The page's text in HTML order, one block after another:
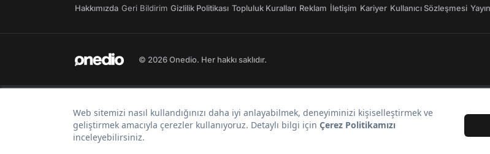
Hakkımızda Geri Bildirim Gizlilik Politikası Topluluk Kuralları Reklam İletişim Kariyer Kullanıcı Sözleşmesi
© 2026 Onedio. Her hakkı saklıdır.